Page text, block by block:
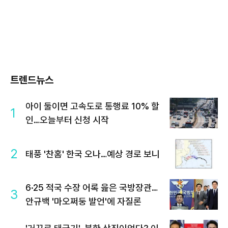
트렌드뉴스
1
아이 둘이면 고속도로 통행료 10% 할
인…오늘부터 신청 시작
2 태풍 '찬홈' 한국 오나…예상 경로 보니
3
6·25 적국 수장 어록 읊은 국방장관…
안규백 '마오쩌둥 발언'에 자질론